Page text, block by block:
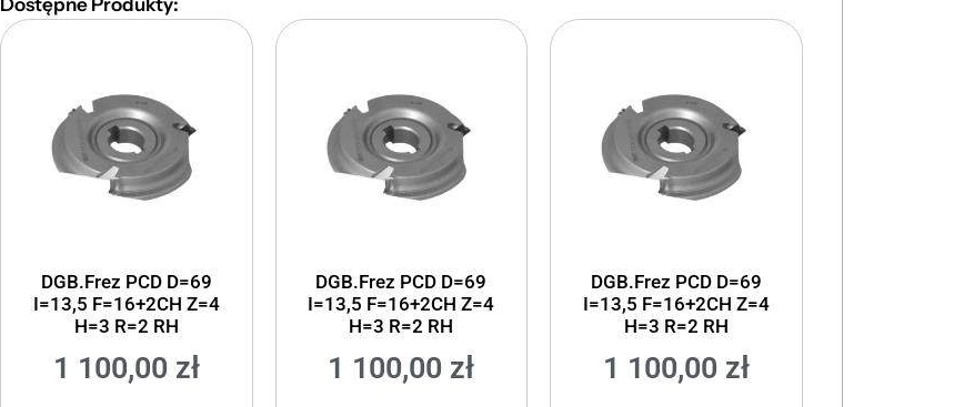
Dostępne Produkty:
DGB.Frez PCD D=69
I=13,5 F=16+2CH Z=4
H=3 R=2 RH
1 100,00 zł
DGB.Frez PCD D=69
I=13,5 F=16+2CH Z=4
H=3 R=2 RH
1 100,00 zł
DGB.Frez PCD D=69
I=13,5 F=16+2CH Z=4
H=3 R=2 RH
1 100,00 zł